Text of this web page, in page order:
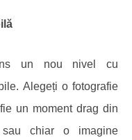
un nou nivel cu
Alegeți o fotografie
un moment drag din
chiar o imagine